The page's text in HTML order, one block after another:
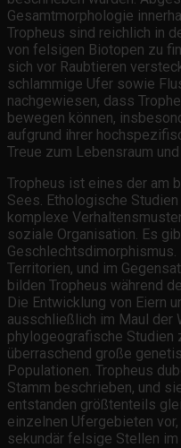
Gesamtmorphologie
Tropheus sind reichlich in
von felsigen Biotopen zu
sich vor Raubtieren
schlammige Ufer sowie
nachgewiesen, dass
bewegen können,
aufgrund ihrer
Treue zum Lebensraum
Tropheus ist eines der am
Sees. Ethologische
komplexe
soziale Organisation. Es
Territorien, und im
bilden Tropheus während
Die Entwicklung von Eiern
ausschließlich im Maul der
phylogeografische Studien
überraschend große
Populationen. Tropheus
Stamm beschrieben, und
entstanden größtenteils
einzelnen Ufergebieten
sekundär felsige Stellen